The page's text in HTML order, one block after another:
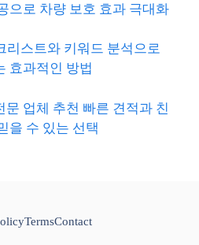
으로 차량 보호 효과 극대화
리스트와 키워드 분석으로
효과적인 방법
문 업체 추천 빠른 견적과 친
을 수 있는 선택
TermsContact